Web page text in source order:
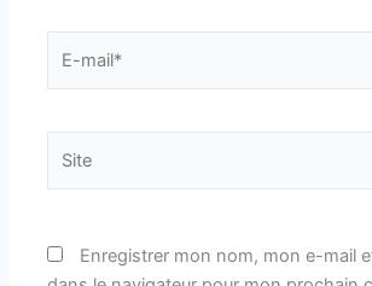
mail*
Enregistrer mon nom, mon e-mail